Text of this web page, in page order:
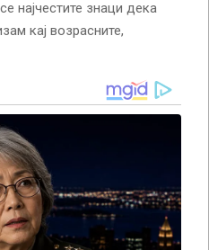
најчестите знаци дека
кај возрасните,